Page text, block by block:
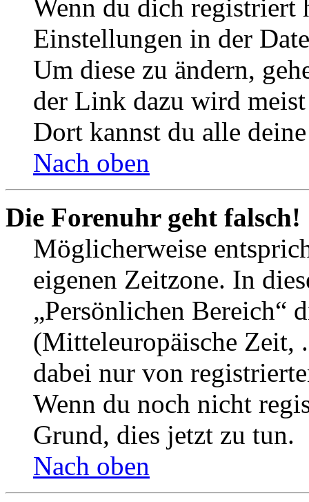
Wenn du dich registriert
Einstellungen in der
Um diese zu ändern,
der Link dazu wird
Dort kannst du alle
Nach oben
Die Forenuhr geht falsch!
Möglicherweise
eigenen Zeitzone. In
„Persönlichen Bereich“
(Mitteleuropäische Zeit,
dabei nur von
Wenn du noch nicht
Grund, dies jetzt zu tun.
Nach oben